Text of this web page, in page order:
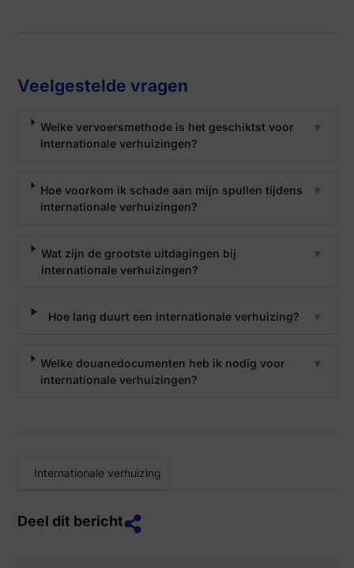
Veelgestelde vragen
Welke vervoersmethode is het geschiktst voor
internationale verhuizingen?
▼
Hoe voorkom ik schade aan mijn spullen tijdens
internationale verhuizingen?
▼
Wat zijn de grootste uitdagingen bij
internationale verhuizingen?
▼
Hoe lang duurt een internationale verhuizing? ▼
Welke douanedocumenten heb ik nodig voor
internationale verhuizingen?
▼
Internationale verhuizing
Deel dit bericht